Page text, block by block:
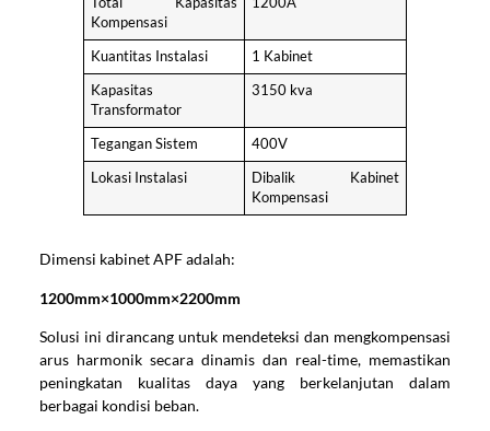
Kompensasi
Kuantitas Instalasi 1 Kabinet
Kapasitas
Transformator
3150 kva
Tegangan Sistem 400V
Lokasi Instalasi
Dibalik Kabinet
Kompensasi
Dimensi kabinet APF adalah:
1200mm×1000mm×2200mm
Solusi ini dirancang untuk mendeteksi dan mengkompensasi
arus harmonik secara dinamis dan real-time, memastikan
peningkatan kualitas daya yang berkelanjutan dalam
berbagai kondisi beban.